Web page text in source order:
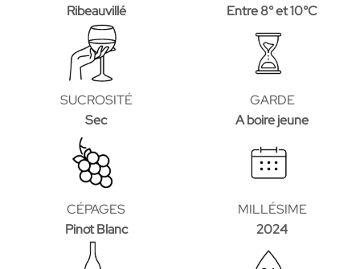
Ribeauvillé
Entre 8° et 10°C
SUCROSITÉ
Sec
GARDE
A boire jeune
CÉPAGES
Pinot Blanc
MILLÉSIME
2024